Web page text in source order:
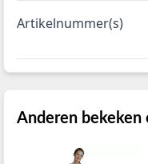
Artikelnummer(s)
Anderen bekeken